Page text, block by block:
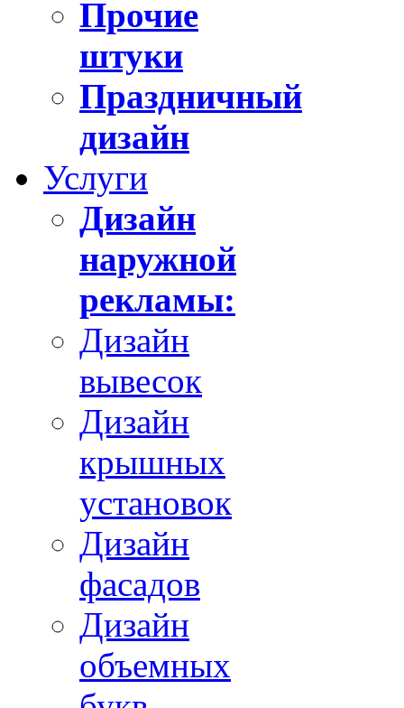
Прочие
штуки
Праздничный
дизайн
Услуги
Дизайн
наружной
рекламы:
Дизайн
вывесок
Дизайн
крышных
установок
Дизайн
фасадов
Дизайн
объемных